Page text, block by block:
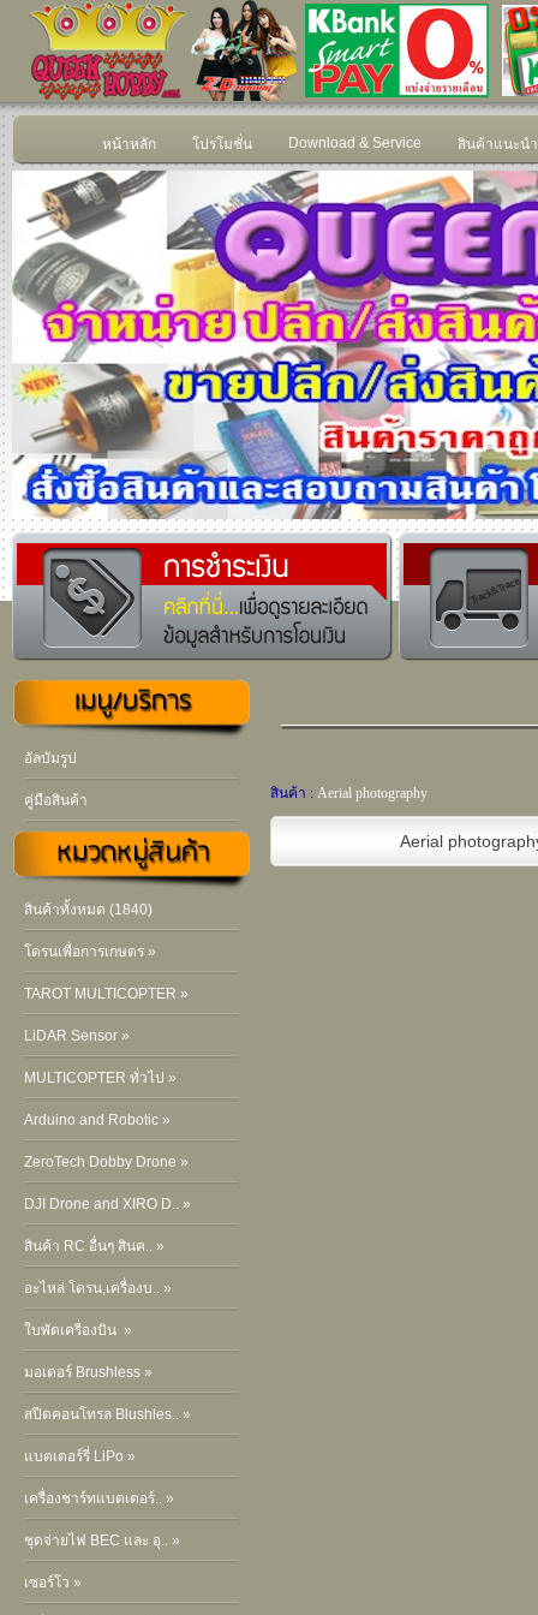
หน้าหลัก โปรโมชั่น Download & Service สินค้าแนะนำ
อัลบัมรูป
คู่มือสินค้า
สินค้าทั้งหมด (1840)
โดรนเพื่อการเกษตร »
TAROT MULTICOPTER »
LiDAR Sensor »
MULTICOPTER ทั่วไป »
Arduino and Robotic »
ZeroTech Dobby Drone »
DJI Drone and XIRO D.. »
สินค้า RC อื่นๆ สินค.. »
อะไหล่ โดรน,เครื่องบ.. »
ใบพัดเครื่องบิน »
มอเตอร์ Brushless »
สปีดคอนโทรล Blushles.. »
แบตเตอร์รี่ LiPo »
เครื่องชาร์ทแบตเตอร์.. »
ชุดจ่ายไฟ BEC และ อุ.. »
เซอร์โว »
สินค้า : Aerial photography
Aerial